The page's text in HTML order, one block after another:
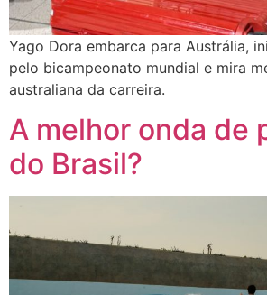
Yago Dora embarca para Austrália,
pelo bicampeonato mundial e mira
australiana da carreira.
A melhor onda de
do Brasil?